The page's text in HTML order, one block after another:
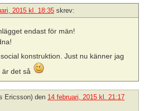
2015 kl. 18:35 skrev:
endast för män!
konstruktion. Just nu känner jag
är det så
Ericsson) den 14 februari, 2015 kl. 21:17